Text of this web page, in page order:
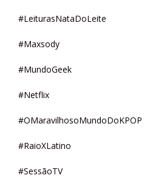
#LeiturasNataDoLeite
#Maxsody
#MundoGeek
#Netflix
#OMaravilhosoMundoDoKPOP
#RaioXLatino
#SessãoTV